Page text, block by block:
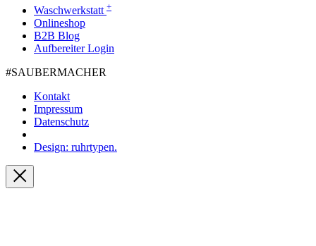
Waschwerkstatt +
Onlineshop
B2B Blog
Aufbereiter Login
#SAUBER­MACHER
Kontakt
Impressum
Datenschutz
Design: ruhrtypen.